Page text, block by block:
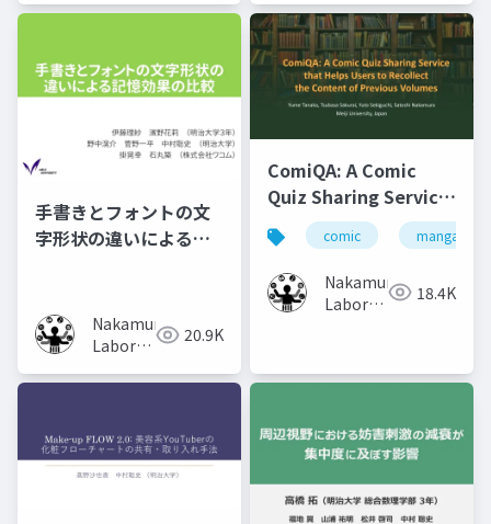
University)
手書きとフォントの文
字形状の違いによる記
Nakamura
Laboratory
University)
20.9K
ComiQA: A Comic
Quiz Sharing Service
that Helps Users to
Recollect the
Content of Previous
Volumes
comic manga
Nakamura
Laboratory 18.4K